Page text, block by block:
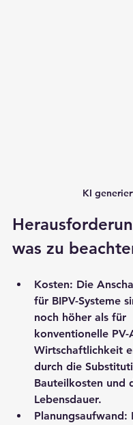
KI
was zu
Kosten: Die
für BIPV-Systeme
noch höher als für
konventionelle
Wirtschaftlichkeit
durch die
Bauteilkosten und
Lebensdauer.
Planungsaufwand: